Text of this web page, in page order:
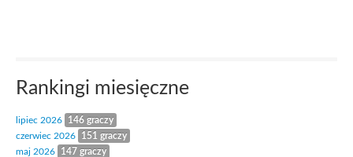
Rankingi miesięczne
lipiec 2026
146 graczy
czerwiec 2026
151 graczy
maj 2026
147 graczy